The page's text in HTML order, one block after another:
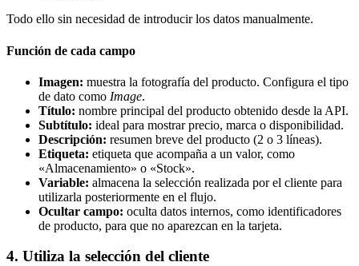
Todo ello sin necesidad de introducir los datos manualmente.
Función de cada campo
Imagen: muestra la fotografía del producto. Configura el tipo
de dato como Image.
Título: nombre principal del producto obtenido desde la API.
Subtítulo: ideal para mostrar precio, marca o disponibilidad.
Descripción: resumen breve del producto (2 o 3 líneas).
Etiqueta: etiqueta que acompaña a un valor, como
«Almacenamiento» o «Stock».
Variable: almacena la selección realizada por el cliente para
utilizarla posteriormente en el flujo.
Ocultar campo: oculta datos internos, como identificadores
de producto, para que no aparezcan en la tarjeta.
4. Utiliza la selección del cliente